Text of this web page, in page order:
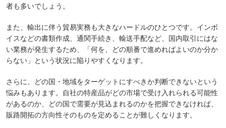
者も多いでしょう。
また、輸出に伴う貿易実務も大きなハードルのひとつです。インボ
イスなどの書類作成、通関手続き、輸送手配など、国内取引にはな
い業務が発生するため、「何を、どの順番で進めればよいのか分か
らない」という状況に陥りやすくなります。
さらに、どの国・地域をターゲットにすべきか判断できないという
悩みもあります。自社の特産品がどの市場で受け入れられる可能性
があるのか、どの国で需要が見込まれるのかを把握できなければ、
販路開拓の方向性そのものを定めることが難しくなります。